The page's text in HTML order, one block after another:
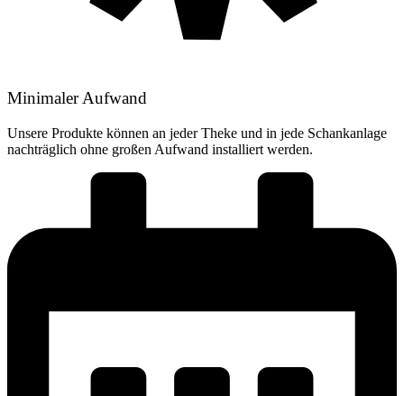
Minimaler Aufwand
Unsere Produkte können an jeder Theke und in jede Schankanlage
nachträglich ohne großen Aufwand installiert werden.